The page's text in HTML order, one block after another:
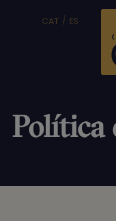
CAT ES
Política